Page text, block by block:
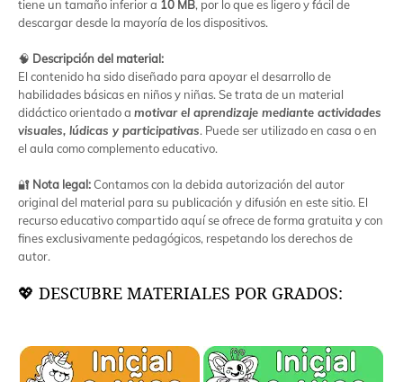
tiene un tamaño inferior a 10 MB, por lo que es ligero y fácil de
descargar desde la mayoría de los dispositivos.
🧠 Descripción del material:
El contenido ha sido diseñado para apoyar el desarrollo de
habilidades básicas en niños y niñas. Se trata de un material
didáctico orientado a motivar el aprendizaje mediante actividades
visuales, lúdicas y participativas. Puede ser utilizado en casa o en
el aula como complemento educativo.
🔐 Nota legal:Contamos con la debida autorización del autor
original del material para su publicación y difusión en este sitio. El
recurso educativo compartido aquí se ofrece de forma gratuita y con
fines exclusivamente pedagógicos, respetando los derechos de
autor.
💖 DESCUBRE MATERIALES POR GRADOS: